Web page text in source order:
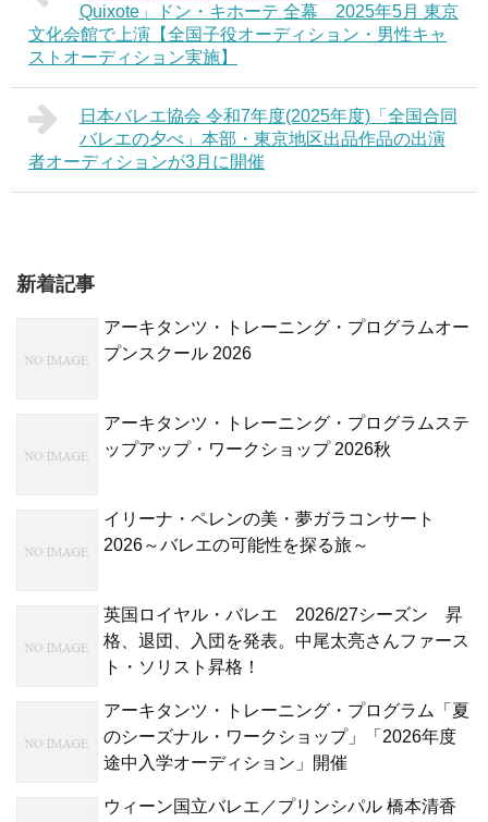
Quixote」ドン・キホーテ 全幕 2025年5月 東京
文化会館で上演【全国子役オーディション・男性キャ
ストオーディション実施】
日本バレエ協会 令和7年度(2025年度)「全国合同
バレエの夕べ」本部・東京地区出品作品の出演
者オーディションが3月に開催
新着記事
アーキタンツ・トレーニング・プログラムオー
プンスクール 2026
アーキタンツ・トレーニング・プログラムステ
ップアップ・ワークショップ 2026秋
イリーナ・ペレンの美・夢ガラコンサート
2026～バレエの可能性を探る旅～
英国ロイヤル・バレエ 2026/27シーズン 昇
格、退団、入団を発表。中尾太亮さんファース
ト・ソリスト昇格！
アーキタンツ・トレーニング・プログラム「夏
のシーズナル・ワークショップ」「2026年度
途中入学オーディション」開催
ウィーン国立バレエ／プリンシパル 橋本清香